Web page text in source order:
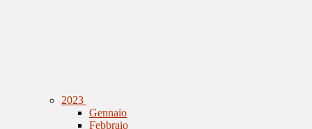
2023
Gennaio
Febbraio